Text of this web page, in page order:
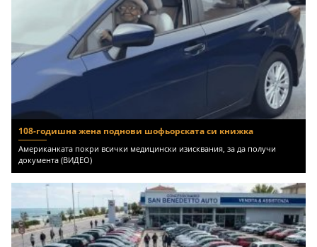
108-годишна жена поднови шофьорската си книжка
Американката покри всички медицински изисквания, за да получи
документа (ВИДЕО)